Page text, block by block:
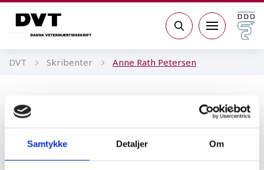
Samtykke Detaljer Om
Søg
DVT Skribenter Anne Rath Petersen
Anne Rath Petersen
Dyrlæge, Fødevarestyrelsen